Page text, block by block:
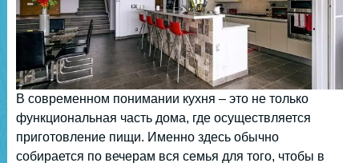
В современном понимании кухня – это не только
функциональная часть дома, где осуществляется
приготовление пищи. Именно здесь обычно
собирается по вечерам вся семья для того, чтобы в